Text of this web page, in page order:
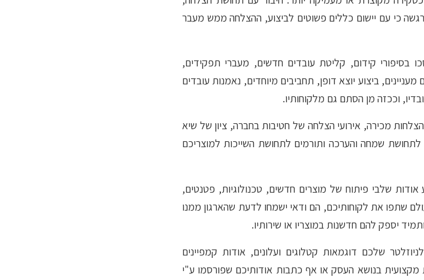
כי עם יישום כללים פשוטים לביצוע, ההצלחה ממש מעבר
בסיפורי קידום, קליטת עובדים חדשים, מעברי תפקידים,
מעניינים, ביצוע יוצא דופן, תחביבים מיוחדים, נאמנות עובדים
וככזה מן הסתם גם מלקוחותיו.
הצלחות מכירה, אירועי הצלחה של חטיבות בחברה, ציון של שיא
שמחה והערכה ותורמים לתחושת השייכות למוצריכם
שלבי פיתוח של מוצרים חדשים, טכנולוגיות, פטנטים,
שתפו את לקוחותיכם, הם ודאי ישמחו לדעת שהארגון ממנו
יספק להם חדשנות במוצריו או שירותיו.
שלכם דוגמאות קטלוגים ועלונים, אודות קמפיינים
מקצועית בנושא העסק או אף כתבות אודותיכם שפורסמו ע"י